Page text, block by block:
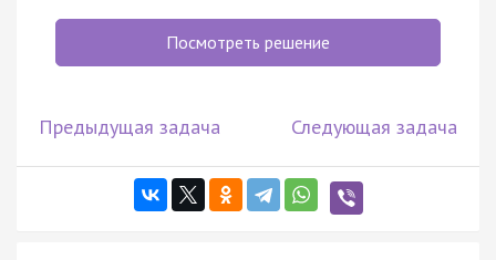
Посмотреть решение
Предыдущая задача Следующая задача